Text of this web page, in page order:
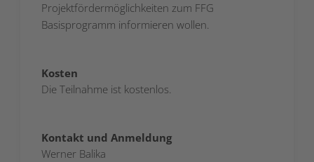
Projektfördermöglichkeiten zum FFG
Basisprogramm informieren wollen.
Kosten
Die Teilnahme ist kostenlos.
Kontakt und Anmeldung
Werner Balika